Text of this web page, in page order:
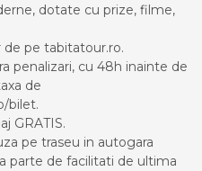
dotate cu prize, filme,
pe tabitatour.ro.
penalizari, cu 48h inainte de
de
bilet.
GRATIS.
pe traseu in autogara
parte de facilitati de ultima